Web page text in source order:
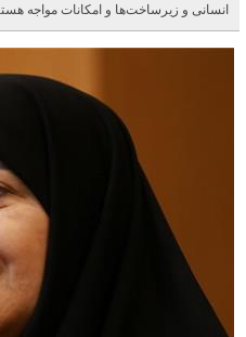
انسانی و زیرساخت‌ها و امکانات مواجه